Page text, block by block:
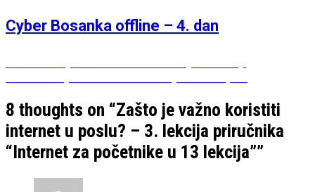
Cyber Bosanka offline – 4. dan
Post
navigation
8 thoughts on “Zašto je važno koristiti
internet u poslu? – 3. lekcija priručnika
“Internet za početnike u 13 lekcija””